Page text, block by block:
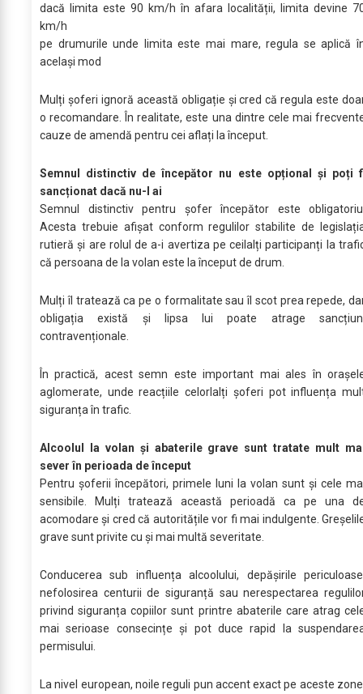
dacă limita este 90 km/h în afara localității, limita devine
km/h
pe drumurile unde limita este mai mare, regula se aplică
același mod
Mulți șoferi ignoră această obligație și cred că regula este
o recomandare. În realitate, este una dintre cele mai
cauze de amendă pentru cei aflați la început.
Semnul distinctiv de începător nu este opțional și poți
sancționat dacă nu-l ai
Semnul distinctiv pentru șofer începător este
Acesta trebuie afișat conform regulilor stabilite de
rutieră și are rolul de a-i avertiza pe ceilalți participanți la
că persoana de la volan este la început de drum.
Mulți îl tratează ca pe o formalitate sau îl scot prea repede,
obligația există și lipsa lui poate atrage
contravenționale.
În practică, acest semn este important mai ales în
aglomerate, unde reacțiile celorlalți șoferi pot influența
siguranța în trafic.
Alcoolul la volan și abaterile grave sunt tratate mult
sever în perioada de început
Pentru șoferii începători, primele luni la volan sunt și cele
sensibile. Mulți tratează această perioadă ca pe una
acomodare și cred că autoritățile vor fi mai indulgente.
grave sunt privite cu și mai multă severitate.
Conducerea sub influența alcoolului, depășirile
nefolosirea centurii de siguranță sau nerespectarea
privind siguranța copiilor sunt printre abaterile care atrag
mai serioase consecințe și pot duce rapid la
permisului.
La nivel european, noile reguli pun accent exact pe aceste